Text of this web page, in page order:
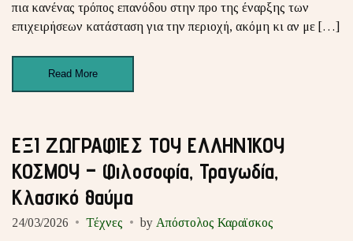
πια κανένας τρόπος επανόδου στην προ της έναρξης των
επιχειρήσεων κατάσταση για την περιοχή, ακόμη κι αν με […]
Read More
ΕΞΙ ΖΩΓΡΑΦΙΕΣ ΤΟΥ ΕΛΛΗΝΙΚΟΥ
ΚΟΣΜΟΥ – Φιλοσοφία, Τραγωδία,
Κλασικό θαύμα
24/03/2026 Τέχνες by Απόστολος Καραϊσκος